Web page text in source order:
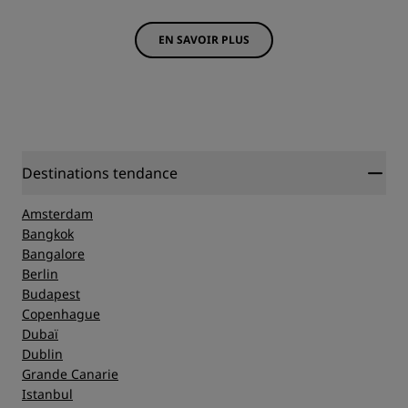
EN SAVOIR PLUS
Destinations tendance
Amsterdam
Bangkok
Bangalore
Berlin
Budapest
Copenhague
Dubaï
Dublin
Grande Canarie
Istanbul